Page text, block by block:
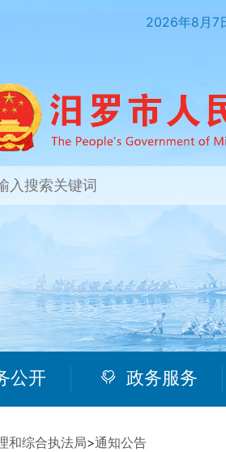
2026年8月7
公开 政务服务
和综合执法局>通知公告